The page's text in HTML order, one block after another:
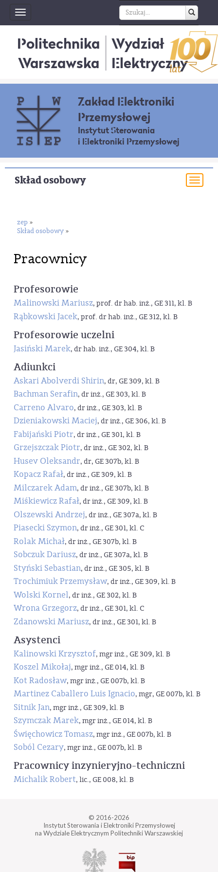
Toggle
navigation
Politechnika
Warszawska
Wydział
Elektryczny
Zakład Elektroniki
Przemysłowej
Instytut Sterowania
i Elektroniki Przemysłowej
Skład osobowy
zep »
Skład osobowy »
Pracownicy
Profesorowie
Malinowski Mariusz, prof. dr hab. inż., GE 311, kl. B
Rąbkowski Jacek, prof. dr hab. inż., GE 312, kl. B
Profesorowie uczelni
Jasiński Marek, dr hab. inż., GE 304, kl. B
Adiunkci
Askari Abolverdi Shirin, dr, GE 309, kl. B
Bachman Serafin, dr inż., GE 303, kl. B
Carreno Alvaro, dr inż., GE 303, kl. B
Dzieniakowski Maciej, dr inż., GE 306, kl. B
Fabijański Piotr, dr inż., GE 301, kl. B
Grzejszczak Piotr, dr inż., GE 302, kl. B
Husev Oleksandr, dr, GE 307b, kl. B
Kopacz Rafał, dr inż., GE 309, kl. B
Milczarek Adam, dr inż., GE 307b, kl. B
Miśkiewicz Rafał, dr inż., GE 309, kl. B
Olszewski Andrzej, dr inż., GE 307a, kl. B
Piasecki Szymon, dr inż., GE 301, kl. C
Rolak Michał, dr inż., GE 307b, kl. B
Sobczuk Dariusz, dr inż., GE 307a, kl. B
Styński Sebastian, dr inż., GE 305, kl. B
Trochimiuk Przemysław, dr inż., GE 309, kl. B
Wolski Kornel, dr inż., GE 302, kl. B
Wrona Grzegorz, dr inż., GE 301, kl. C
Zdanowski Mariusz, dr inż., GE 301, kl. B
Asystenci
Kalinowski Krzysztof, mgr inż., GE 309, kl. B
Koszel Mikołaj, mgr inż., GE 014, kl. B
Kot Radosław, mgr inż., GE 007b, kl. B
Martinez Caballero Luis Ignacio, mgr, GE 007b, kl. B
Sitnik Jan, mgr inż., GE 309, kl. B
Szymczak Marek, mgr inż., GE 014, kl. B
Święchowicz Tomasz, mgr inż., GE 007b, kl. B
Soból Cezary, mgr inż., GE 007b, kl. B
Pracownicy inzynieryjno-techniczni
Michalik Robert, lic., GE 008, kl. B
© 2016-2026
Instytut Sterowania i Elektroniki Przemysłowej
na Wydziale Elektrycznym Politechniki Warszawskiej